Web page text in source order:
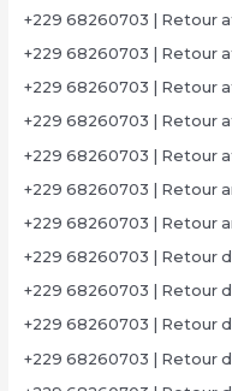
+229 68260703 | Retour
+229 68260703 | Retour
+229 68260703 | Retour
+229 68260703 | Retour
+229 68260703 | Retour
+229 68260703 | Retour
+229 68260703 | Retour
+229 68260703 | Retour
+229 68260703 | Retour
+229 68260703 | Retour
+229 68260703 | Retour